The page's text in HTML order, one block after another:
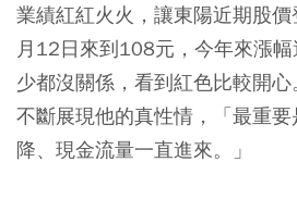
業績紅紅火火，讓東陽近期股
月12日來到108元，今年來漲
少都沒關係，看到紅色比較開
不斷展現他的真性情，「最重
降、現金流量一直進來。」